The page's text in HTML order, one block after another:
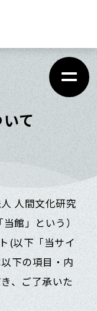
て
人間文化研究
館」という）
(以下「当サイ
下の項目・内
、ご了承いた